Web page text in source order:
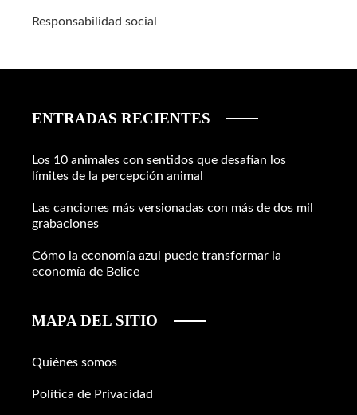
Responsabilidad social
ENTRADAS RECIENTES
Los 10 animales con sentidos que desafían los
límites de la percepción animal
Las canciones más versionadas con más de dos mil
grabaciones
Cómo la economía azul puede transformar la
economía de Belice
MAPA DEL SITIO
Quiénes somos
Política de Privacidad